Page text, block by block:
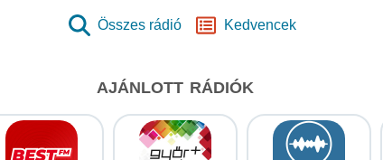
Összes rádió Kedvencek
AJÁNLOTT RÁDIÓK